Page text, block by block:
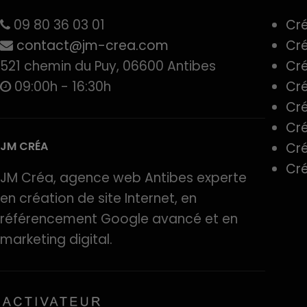
09 80 36 03 01
contact@jm-crea.com
521 chemin du Puy, 06600 Antibes
09:00h - 16:30h
JM CRÉA
JM Créa, agence web Antibes experte
en création de site Internet, en
référencement Google avancé et en
marketing digital.